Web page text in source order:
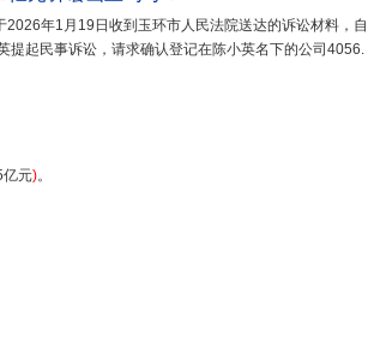
2026年1月19日收到玉环市人民法院送达的诉讼材料，自
提起民事诉讼，请求确认登记在陈小英名下的公司4056.
亿元)。